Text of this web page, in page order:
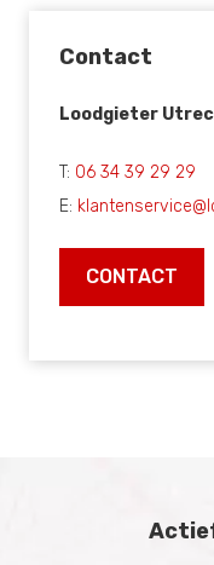
Contact
Loodgieter
T: 06 34 39 29 29
E:
CONTACT